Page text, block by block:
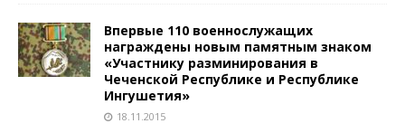
Впервые 110 военнослужащих
награждены новым памятным знаком
«Участнику разминирования в
Чеченской Республике и Республике
Ингушетия»
18.11.2015